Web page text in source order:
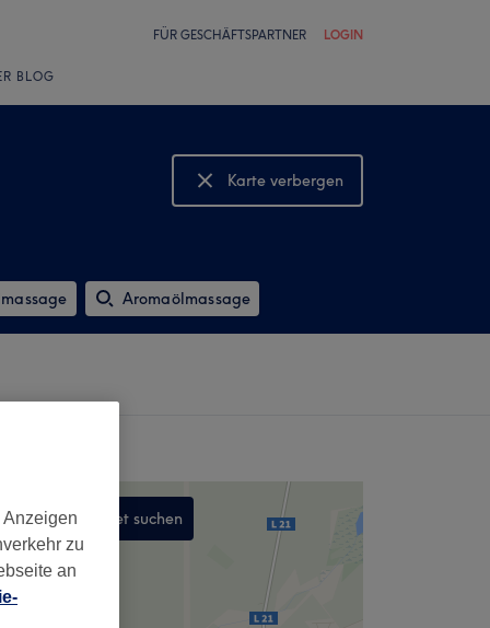
FÜR GESCHÄFTSPARTNER LOGIN
BLOG
Karte verbergen
Karte anzeigen
Aromaölmassage
In diesem Gebiet suchen
,
zu
an